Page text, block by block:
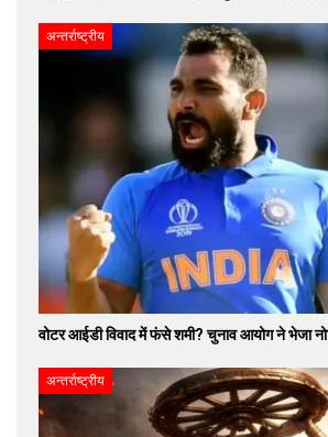
अन्तर्राष्ट्रीय
वोटर आईडी विवाद में फंसे शमी? चुनाव आयोग ने भेजा
अन्तर्राष्ट्रीय